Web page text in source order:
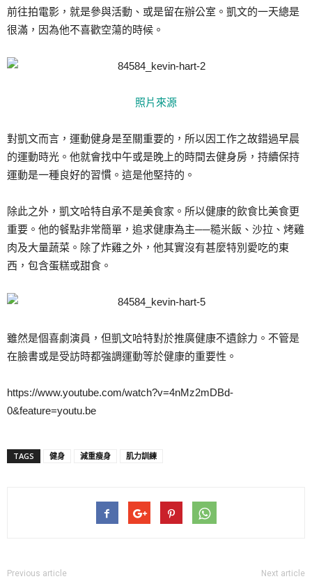
前往拍電影，就是參與活動、或是留在辦公室。凱文的一天總是
很滿，因為他不喜歡空蕩的時候。
照片來源
對凱文而言，運動健身是至關重要的，所以因工作之故錯過早晨
的運動時光。他就會找中午或是晚上的時間去健身房，持續保持
運動是一種良好的習慣。這是他堅持的。
除此之外，凱文哈特自承不是美食家。所以健康的飲食比美食更
重要。他的餐點非常簡單，追求健康為主──糙米飯、沙拉、烤雞
肉及大量蔬菜。除了炸雞之外，他其實沒有甚麼特別愛吃的東
西，包含蛋糕或甜食。
雖然是個喜劇演員，但凱文哈特對於推廣健康不遺餘力。不管是
在臉書或是受訪時都強調運動等於健康的重要性。
https://www.youtube.com/watch?v=4nMz2mDBd-
0&feature=youtu.be
TAGS 健身 減重瘦身 肌力訓練
Previous article Next article